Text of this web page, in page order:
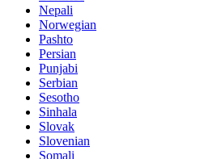
Nepali
Norwegian
Pashto
Persian
Punjabi
Serbian
Sesotho
Sinhala
Slovak
Slovenian
Somali